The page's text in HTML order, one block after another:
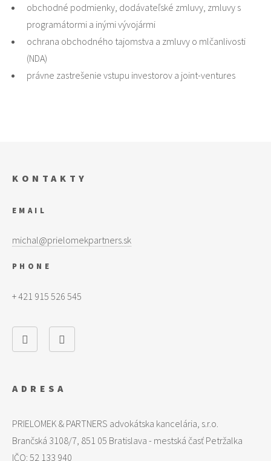
obchodné podmienky, dodávateľské zmluvy, zmluvy s
programátormi a inými vývojármi
ochrana obchodného tajomstva a zmluvy o mlčanlivosti
(NDA)
právne zastrešenie vstupu investorov a joint-ventures
ADRESA
PRIELOMEK & PARTNERS advokátska kancelária, s.r.o.
Brančská 3108/7, 851 05 Bratislava - mestská časť Petržalka
IČO: 52 133 940
KONTAKTY
EMAIL
michal@prielomekpartners.sk
PHONE
+ 421 915 526 545